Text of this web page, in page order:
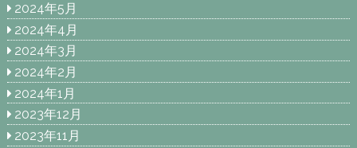
2024年5月
2024年4月
2024年3月
2024年2月
2024年1月
2023年12月
2023年11月